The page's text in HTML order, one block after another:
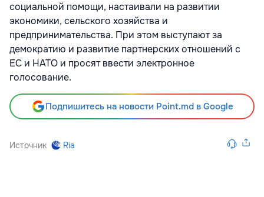
социальной помощи, настаивали на развитии
экономики, сельского хозяйства и
предпринимательства. При этом выступают за
демократию и развитие партнерских отношений с
ЕС и НАТО и просят ввести электронное
голосование.
Подпишитесь на новости Point.md в Google
Источник Ria